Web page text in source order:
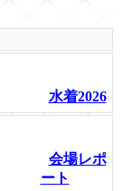
水着2026
会場レポ
ート